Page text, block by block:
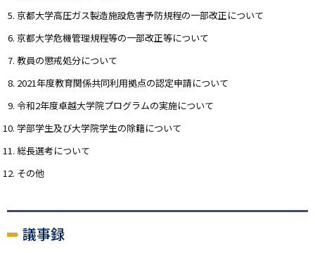
京都大学高圧ガス製造施設危害予防規程の一部改正について
京都大学危機管理規程等の一部改正等について
教員の懲戒処分について
2021年度教育関係共同利用拠点の認定申請について
令和2年度卓越大学院プログラムの実施について
学部学生及び大学院学生の除籍について
総長選考について
その他
議事録